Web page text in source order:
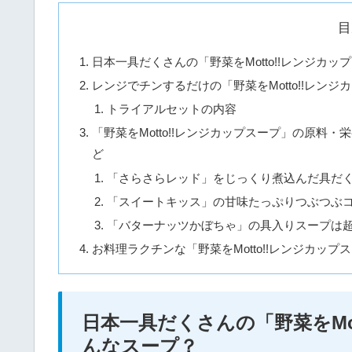
日本一具だくさんの「野菜をMotto!!レンジカッ
レンジでチンするだけの「野菜をMotto!!レンジ
トライアルセットの内容
「野菜をMotto!!レンジカップスープ」の原料・
ど
「さらさらレッド」をじっくり煮込んだ具
「スイートキッス」の甘味たっぷりつぶつ
「バターナッツかぼちゃ」の具入りスープ
お料理ラクチンな「野菜をMotto!!レンジカップ
日本一具だくさんの「野菜を
んなスープ？